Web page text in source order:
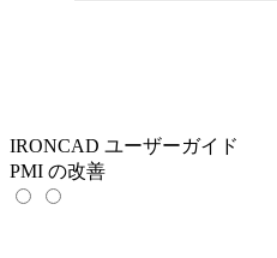
IRONCAD ユーザーガイド
PMI の改善